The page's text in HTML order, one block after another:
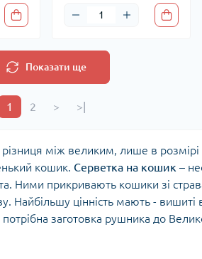
Показати ще
1 2 > >|
різниця між великим, лише в розмірі
кошик. Серветка на кошик –
Ними прикривають кошики зі
Найбільшу цінність мають - вишиті
заготовка рушника до